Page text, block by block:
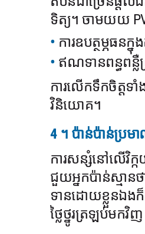
ទិត្យ។ ចាមយយ
ការឧបត្ថម្ភធន
ឥណទានពន្ធពន្លឺ
ការលើកទឹកចិត្តទ
វិនិយោគ។
4 ។ ប៉ាន់ប៉ាន់ប្រ
ការសន្សំនៅលើវិក្
ជួយអ្នកប៉ាន់ស្មាន
ទានដោយខ្លួនឯងក៏
ថ្លៃថ្នូរត្រឡប់មកវិ